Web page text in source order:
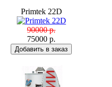
Primtek 22D
90000 р.
75000 р.